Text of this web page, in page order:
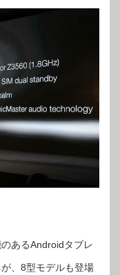
あるAndroidタブレ
、8型モデルも登場